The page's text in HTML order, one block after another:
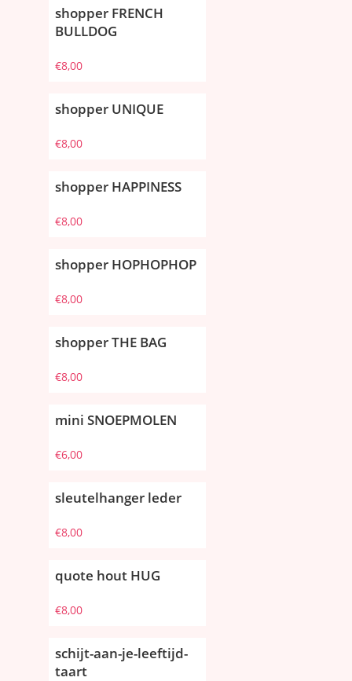
shopper FRENCH
BULLDOG
€8,00
shopper UNIQUE
€8,00
shopper HAPPINESS
€8,00
shopper HOPHOPHOP
€8,00
shopper THE BAG
€8,00
mini SNOEPMOLEN
€6,00
sleutelhanger leder
€8,00
quote hout HUG
€8,00
schijt-aan-je-leeftijd-
taart